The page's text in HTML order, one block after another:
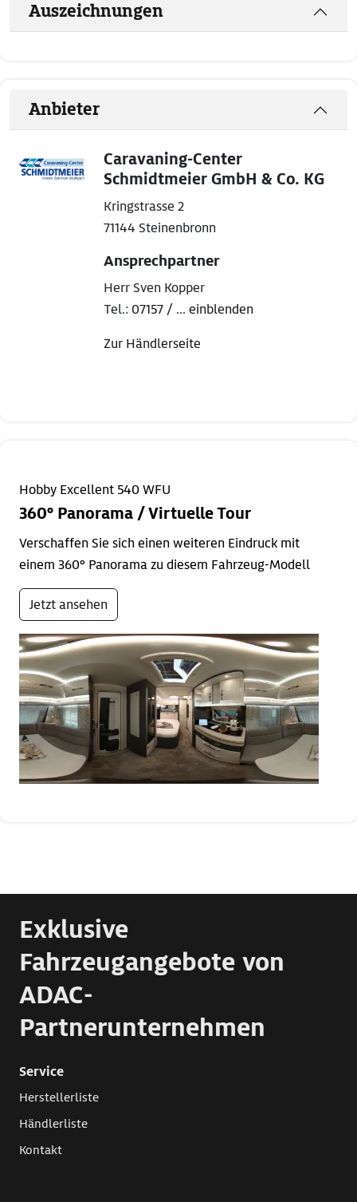
Auszeichnungen
Anbieter
Caravaning-Center
Schmidtmeier GmbH & Co. KG
Kringstrasse 2
71144 Steinenbronn
Ansprechpartner
Herr Sven Kopper
Tel.: 07157 / ... einblenden
Zur Händlerseite
Hobby Excellent 540 WFU
360° Panorama / Virtuelle Tour
Verschaffen Sie sich einen weiteren Eindruck mit
einem 360° Panorama zu diesem Fahrzeug-Modell
Jetzt ansehen
Exklusive
Fahrzeugangebote von
ADAC-
Partnerunternehmen
Service
Herstellerliste
Händlerliste
Kontakt